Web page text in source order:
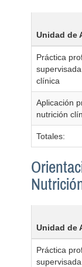
Unidad de
Práctica
clínica
Aplicación
nutrición
Totales:
Unidad de
Práctica